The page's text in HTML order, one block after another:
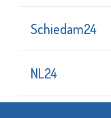
Schiedam24
NL24